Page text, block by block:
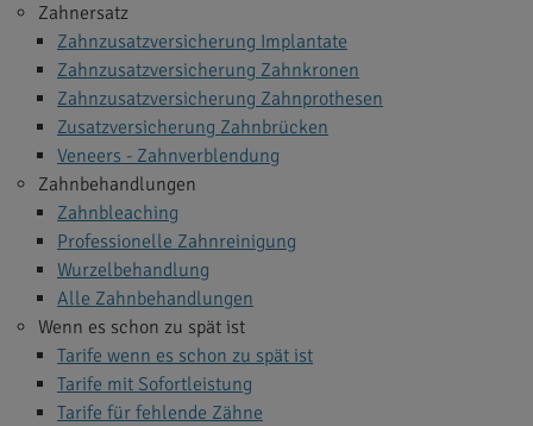
Zahnersatz
Zahnzusatzversicherung Implantate
Zahnzusatzversicherung Zahnkronen
Zahnzusatzversicherung Zahnprothesen
Zusatzversicherung Zahnbrücken
Veneers - Zahnverblendung
Zahnbehandlungen
Zahnbleaching
Professionelle Zahnreinigung
Wurzelbehandlung
Alle Zahnbehandlungen
Wenn es schon zu spät ist
Tarife wenn es schon zu spät ist
Tarife mit Sofortleistung
Tarife für fehlende Zähne